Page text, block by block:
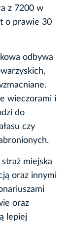
z 7200 w
o prawie 30
odbywa
wieczorami i
do
czy
miejska
oraz innymi
oraz
lepiej